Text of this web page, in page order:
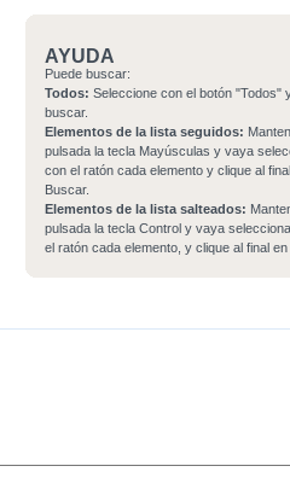
AYUDA
Puede buscar:
Todos: Seleccione con el botón "Todos"
buscar.
Elementos de la lista seguidos:
pulsada la tecla Mayúsculas y vaya
con el ratón cada elemento y clique al
Buscar.
Elementos de la lista salteados:
pulsada la tecla Control y vaya
el ratón cada elemento, y clique al final